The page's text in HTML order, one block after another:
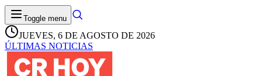
Toggle menu
JUEVES, 6 DE AGOSTO DE 2026
ÚLTIMAS NOTICIAS